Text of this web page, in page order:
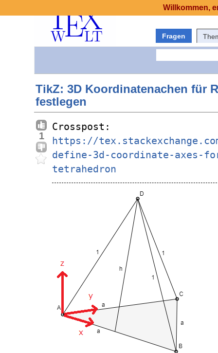
Fragen
TikZ: 3D Koordinatenachen für
festlegen
1
https://
define-3d-coordinate-axes-
tetrahedron
Willkommen,